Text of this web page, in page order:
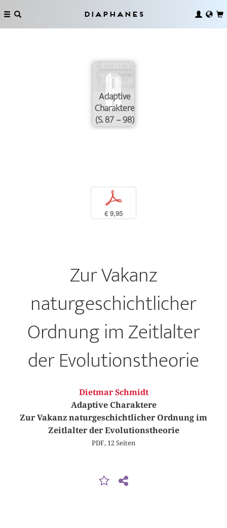
Diaphanes
Adaptive
Charaktere
(S. 87 – 98)
p
€ 9,95
Zur Vakanz
naturgeschichtlicher
Ordnung im Zeitlalter
der Evolutionstheorie
Dietmar Schmidt
Adaptive Charaktere
Zur Vakanz naturgeschichtlicher Ordnung im
Zeitlalter der Evolutionstheorie
PDF, 12 Seiten